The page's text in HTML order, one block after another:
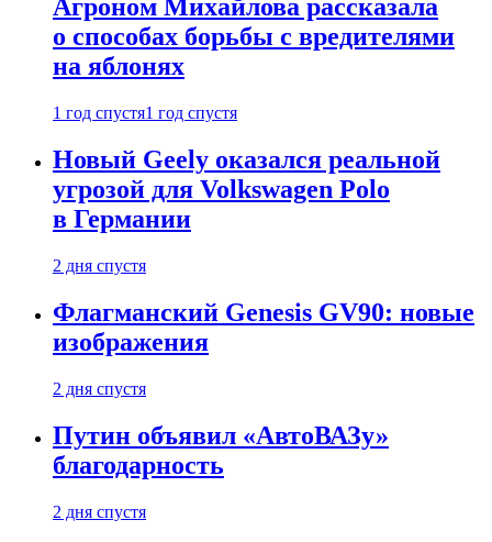
Агроном Михайлова рассказала
о способах борьбы с вредителями
на яблонях
1 год спустя1 год спустя
Новый Geely оказался реальной
угрозой для Volkswagen Polo
в Германии
2 дня спустя
Флагманский Genesis GV90: новые
изображения
2 дня спустя
Путин объявил «АвтоВАЗу»
благодарность
2 дня спустя